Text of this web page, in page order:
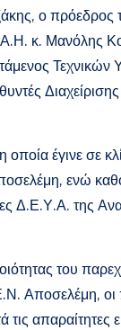
ο
κ. Μανόλης
οποία έγινε σε
ενώ
Δ.Ε.Υ.Α. της
του
Αποσελέμη,
τις